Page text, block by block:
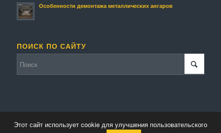
Особенности демонтажа металлических ангаров
ПОИСК ПО САЙТУ
© Копирайт - Металлолом.Персональные данные-Enfold Theme by Kriesi
Этот сайт использует cookie для улучшения пользовательского